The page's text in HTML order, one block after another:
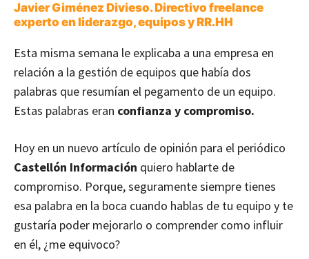
Javier Giménez Divieso. Directivo freelance
experto en liderazgo, equipos y RR.HH
Esta misma semana le explicaba a una empresa en
relación a la gestión de equipos que había dos
palabras que resumían el pegamento de un equipo.
Estas palabras eran confianza y compromiso.
Hoy en un nuevo artículo de opinión para el periódico
Castellón Información quiero hablarte de
compromiso. Porque, seguramente siempre tienes
esa palabra en la boca cuando hablas de tu equipo y te
gustaría poder mejorarlo o comprender como influir
en él, ¿me equivoco?